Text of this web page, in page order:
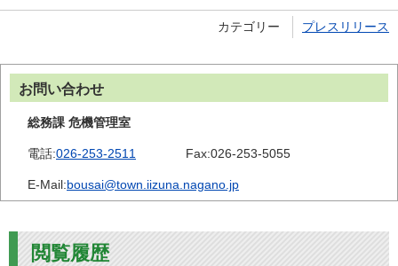
カテゴリー プレスリリース
お問い合わせ
総務課 危機管理室
電話:026-253-2511 Fax:026-253-5055
E-Mail:bousai@town.iizuna.nagano.jp
閲覧履歴